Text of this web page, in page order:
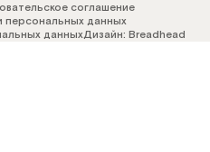
соглашение
персональных данных
данныхДизайн: Breadhead